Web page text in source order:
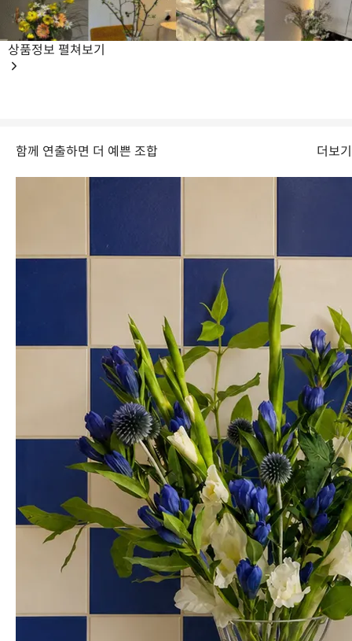
디게 독특한 외모인데 귀엽기도 하고 그래요 매력있네요~ 여리여리 코
스모스 잎이랑 연출했어요
강*예님의 실제 후기입니다.
상품정보 펼쳐보기
함께 연출하면 더 예쁜 조합 더보기